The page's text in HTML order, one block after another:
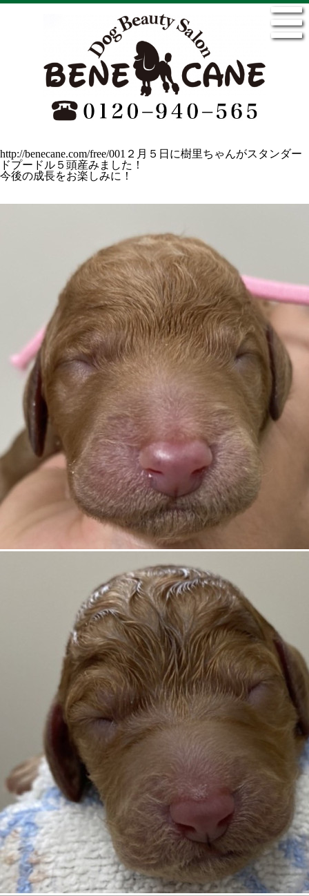
http://benecane.com/free/001 ２月５日に樹里ちゃんがスタンダー
ドプードル５頭産みました！
今後の成長をお楽しみに！